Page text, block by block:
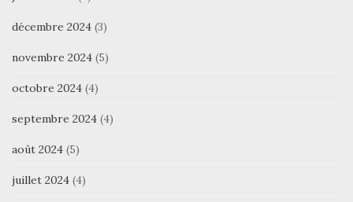
décembre 2024 (3)
novembre 2024 (5)
octobre 2024 (4)
septembre 2024 (4)
août 2024 (5)
juillet 2024 (4)